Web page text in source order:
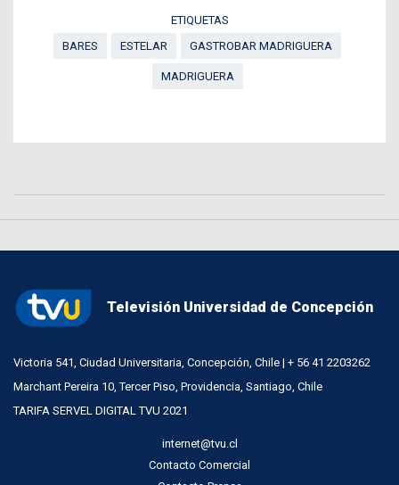
ETIQUETAS
BARES
ESTELAR GASTROBAR MADRIGUERA
MADRIGUERA
Televisión Universidad de Concepción
Victoria 541, Ciudad Universitaria, Concepción, Chile | + 56 41 2203262
Marchant Pereira 10, Tercer Piso, Providencia, Santiago, Chile
TARIFA SERVEL DIGITAL TVU 2021
internet@tvu.cl
Contacto Comercial